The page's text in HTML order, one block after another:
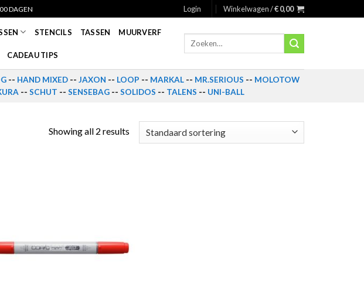
DAGEN Login Winkelwagen /€0,00
STENCILS TASSEN MUURVERF
CADEAU TIPS
Zoeken
-- HAND MIXED -- JAXON -- LOOP -- MARKAL -- MR.SERIOUS -- MOLOTOW
-- SCHUT -- SENSEBAG -- SOLIDOS -- TALENS -- UNI-BALL
Showing all 2 results